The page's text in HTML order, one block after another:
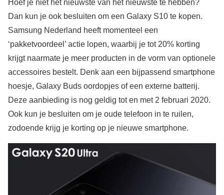
Hoef je niet het nieuwste van het nieuwste te hebben?
Dan kun je ook besluiten om een Galaxy S10 te kopen.
Samsung Nederland heeft momenteel een
‘pakketvoordeel’ actie lopen, waarbij je tot 20% korting
krijgt naarmate je meer producten in de vorm van optionele
accessoires bestelt. Denk aan een bijpassend smartphone
hoesje, Galaxy Buds oordopjes of een externe batterij.
Deze aanbieding is nog geldig tot en met 2 februari 2020.
Ook kun je besluiten om je oude telefoon in te ruilen,
zodoende krijg je korting op je nieuwe smartphone.